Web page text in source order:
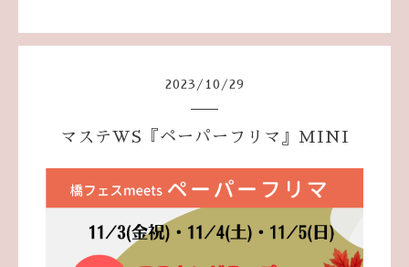
2023 / 10 /29
マステWS『ペーパーフリマ』MINI